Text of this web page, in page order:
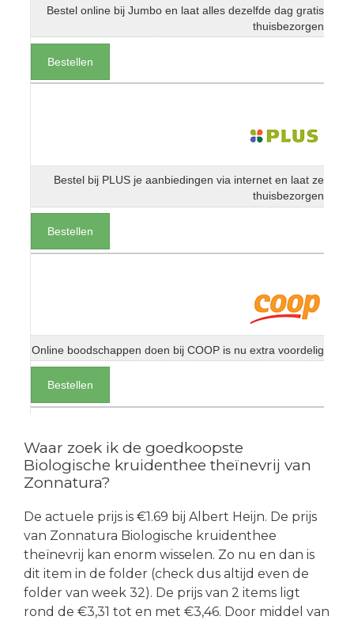
Bestel online bij Jumbo en laat alles dezelfde dag gratis
thuisbezorgen
Bestellen
Bestel bij PLUS je aanbiedingen via internet en laat ze
thuisbezorgen
Bestellen
Online boodschappen doen bij COOP is nu extra voordelig
Bestellen
Waar zoek ik de goedkoopste
Biologische kruidenthee theïnevrij van
Zonnatura?
De actuele prijs is €1.69 bij Albert Heijn. De prijs
van Zonnatura Biologische kruidenthee
theïnevrij kan enorm wisselen. Zo nu en dan is
dit item in de folder (check dus altijd even de
folder van week 32). De prijs van 2 items ligt
rond de €3,31 tot en met €3,46. Door middel van